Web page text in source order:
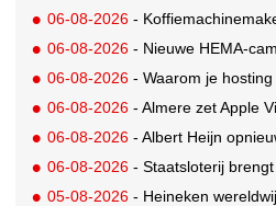
06-08-2026 - Koffiemachinemaker Sage lanceert
06-08-2026 - Nieuwe HEMA-campagne reist
06-08-2026 - Waarom je hosting
06-08-2026 - Almere zet Apple
06-08-2026 - Albert Heijn opnieuw
06-08-2026 - Staatsloterij brengt olympische
05-08-2026 - Heineken